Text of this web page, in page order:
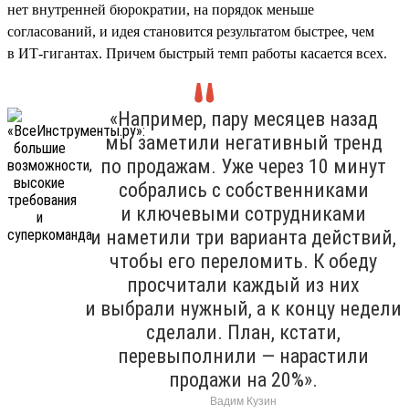
нет внутренней бюрократии, на порядок меньше
согласований, и идея становится результатом быстрее, чем
в ИТ-гигантах. Причем быстрый темп работы касается всех.
«Например, пару месяцев назад
мы заметили негативный тренд
по продажам. Уже через 10 минут
собрались с собственниками
и ключевыми сотрудниками
и наметили три варианта действий,
чтобы его переломить. К обеду
просчитали каждый из них
и выбрали нужный, а к концу недели
сделали. План, кстати,
перевыполнили — нарастили
продажи на 20%».
Вадим Кузин